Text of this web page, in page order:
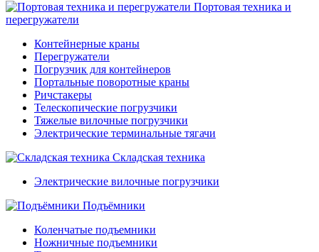
Портовая техника и
перегружатели
Контейнерные краны
Перегружатели
Погрузчик для контейнеров
Портальные поворотные краны
Ричстакеры
Телескопические погрузчики
Тяжелые вилочные погрузчики
Электрические терминальные тягачи
Складская техника
Электрические вилочные погрузчики
Подъёмники
Коленчатые подъемники
Ножничные подъемники